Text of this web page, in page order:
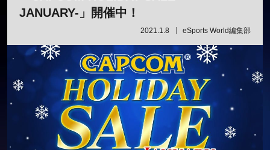
JANUARY-」開催中！
2021.1.8 eSports World編集部